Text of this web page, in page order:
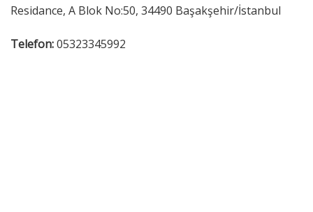
Residance, A Blok No:50, 34490 Başakşehir/İstanbul
Telefon:05323345992